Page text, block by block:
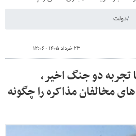
دولت
۲۳ خرداد ۱۴۰۵ - ۱۲:۰۶
تجربه دو جنگ اخیر،
مخالفان مذاکره را چگونه